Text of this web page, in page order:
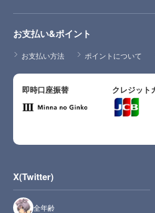
お支払い&ポイント
お支払い方法 ポイントについて
即時口座振替 クレジット
X(Twitter)
全年齢